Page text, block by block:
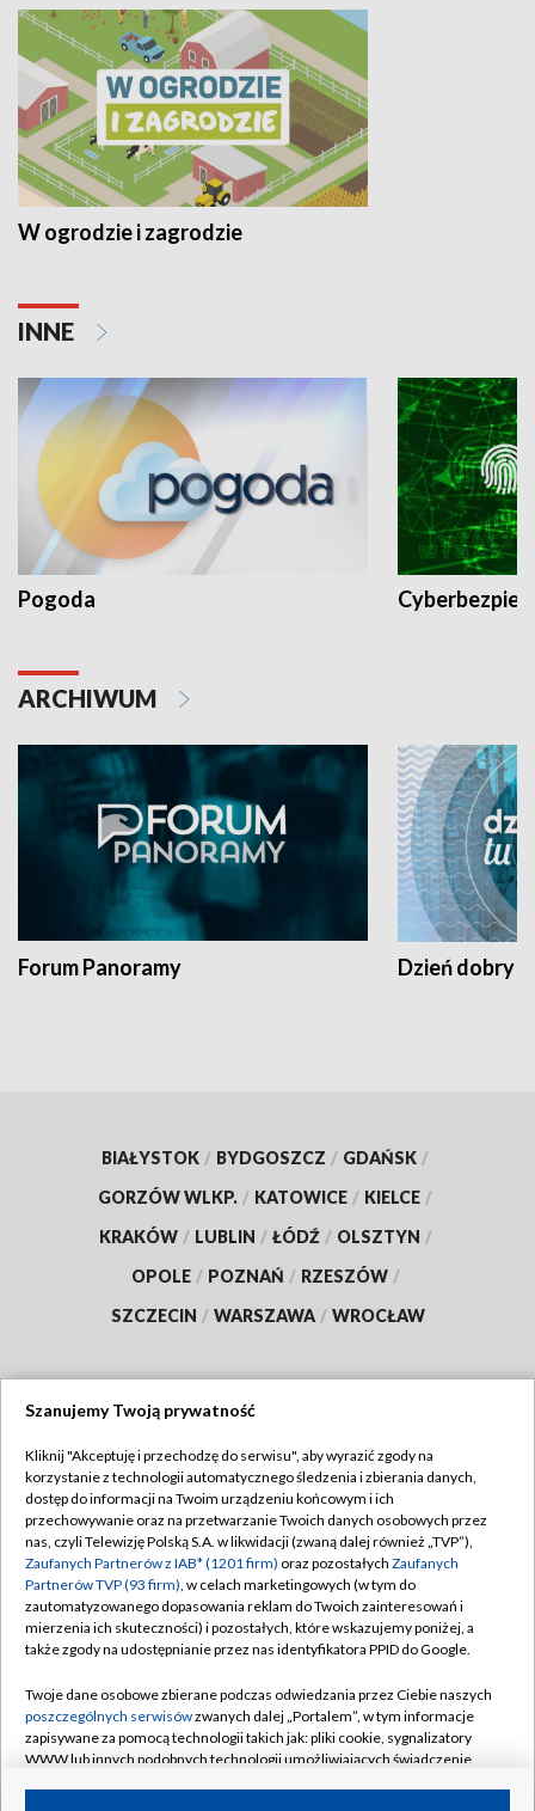
W ogrodzie i zagrodzie
INNE
Pogoda
ARCHIWUM
Forum Panoramy Dzień dobry
BIAŁYSTOK / BYDGOSZCZ / GDAŃSK /
GORZÓW WLKP. / KATOWICE / KIELCE /
KRAKÓW / LUBLIN / ŁÓDŹ / OLSZTYN /
OPOLE / POZNAŃ / RZESZÓW /
SZCZECIN / WARSZAWA / WROCŁAW
TVP
Abonament TVP
Emisja w TVP
Centrum informacji TVP
Naziemna Telewizja Cyfrowa
Rada Programowa
System NOS
Informacje o nadawcy
Regulamin TVP
Polityka prywatności
Moje zgody
Pomoc
Kontakt
Kanały
Szanujemy Twoją prywatność
Kliknij "Akceptuję i przechodzę do serwisu", aby wyrazić zgody na
korzystanie z technologii automatycznego śledzenia i zbierania danych,
dostęp do informacji na Twoim urządzeniu końcowym i ich
przechowywanie oraz na przetwarzanie Twoich danych osobowych przez
nas, czyli Telewizję Polską S.A. w likwidacji (zwaną dalej również „TVP”),
Zaufanych Partnerów z IAB* (1201 firm) oraz pozostałych Zaufanych
Partnerów TVP (93 firm), w celach marketingowych (w tym do
zautomatyzowanego dopasowania reklam do Twoich zainteresowań i
mierzenia ich skuteczności) i pozostałych, które wskazujemy poniżej, a
także zgody na udostępnianie przez nas identyfikatora PPID do Google.
Twoje dane osobowe zbierane podczas odwiedzania przez Ciebie naszych
poszczególnych serwisówzwanych dalej „Portalem”, w tym informacje
zapisywane za pomocą technologii takich jak: pliki cookie, sygnalizatory
WWW lub innych podobnych technologii umożliwiających świadczenie